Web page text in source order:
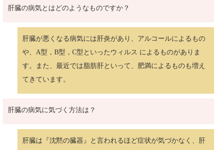
肝臓の病気とはどのようなものですか？
肝臓が悪くなる病気には肝炎があり、アルコールによるもの
や、A型，B型，C型といったウィルス によるものがありま
す。また、最近では脂肪肝といって、肥満によるものも増え
てきています。
肝臓の病気に気づく方法は？
肝臓は『沈黙の臓器』と言われるほど症状が気づかなく、肝